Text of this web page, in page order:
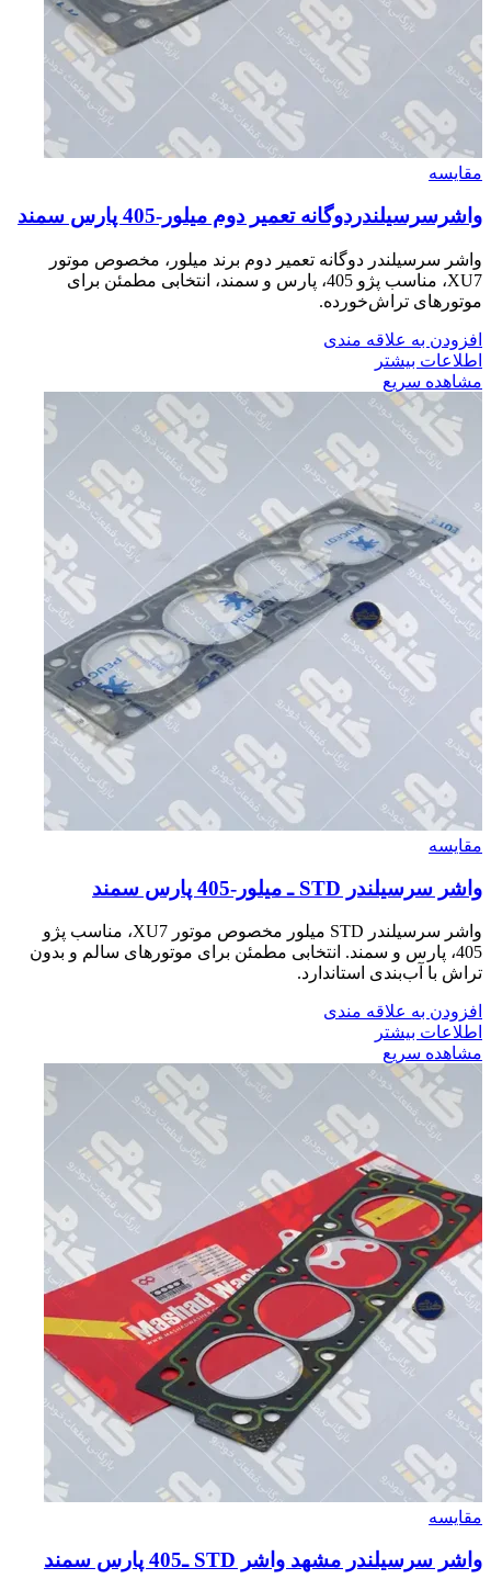
مقایسه
واشرسرسيلندردوگانه تعمير دوم ميلور-405 پارس سمند
واشر سرسیلندر دوگانه تعمیر دوم برند میلور، مخصوص موتور
XU7، مناسب پژو 405، پارس و سمند، انتخابی مطمئن برای
موتورهای تراش‌خورده.
افزودن به علاقه مندی
اطلاعات بیشتر
مشاهده سریع
مقایسه
واشر سرسيلندر STD ـ ميلور-405 پارس سمند
واشر سرسیلندر STD میلور مخصوص موتور XU7، مناسب پژو
405، پارس و سمند. انتخابی مطمئن برای موتورهای سالم و بدون
تراش با آب‌بندی استاندارد.
افزودن به علاقه مندی
اطلاعات بیشتر
مشاهده سریع
مقایسه
واشر سرسيلندر مشهد واشر STD ـ405 پارس سمند